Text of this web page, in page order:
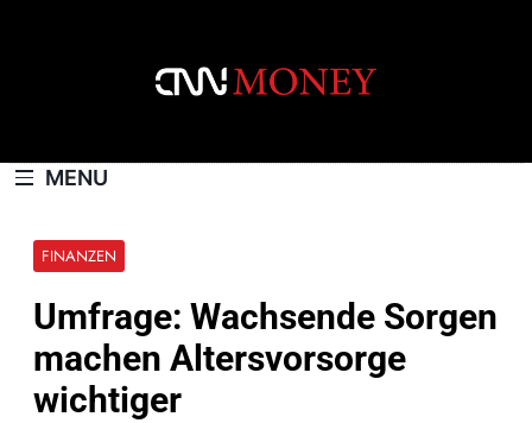
MENU
FINANZEN
Umfrage: Wachsende Sorgen
machen Altersvorsorge
wichtiger